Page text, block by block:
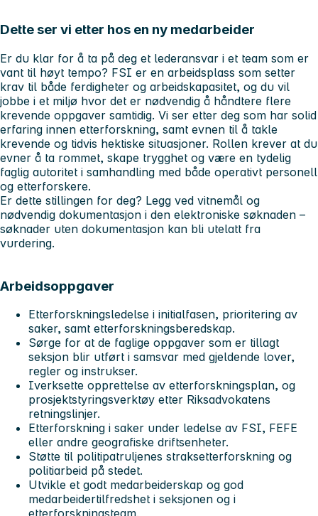
Dette ser vi etter hos en ny medarbeider
Er du klar for å ta på deg et lederansvar i et team som er
vant til høyt tempo? FSI er en arbeidsplass som setter
krav til både ferdigheter og arbeidskapasitet, og du vil
jobbe i et miljø hvor det er nødvendig å håndtere flere
krevende oppgaver samtidig. Vi ser etter deg som har solid
erfaring innen etterforskning, samt evnen til å takle
krevende og tidvis hektiske situasjoner. Rollen krever at du
evner å ta rommet, skape trygghet og være en tydelig
faglig autoritet i samhandling med både operativt personell
og etterforskere.
Er dette stillingen for deg? Legg ved vitnemål og
nødvendig dokumentasjon i den elektroniske søknaden –
søknader uten dokumentasjon kan bli utelatt fra
vurdering.
Arbeidsoppgaver
Etterforskningsledelse i initialfasen, prioritering av
saker, samt etterforskningsberedskap.
Sørge for at de faglige oppgaver som er tillagt
seksjon blir utført i samsvar med gjeldende lover,
regler og instrukser.
Iverksette opprettelse av etterforskningsplan, og
prosjektstyringsverktøy etter Riksadvokatens
retningslinjer.
Etterforskning i saker under ledelse av FSI, FEFE
eller andre geografiske driftsenheter.
Støtte til politipatruljenes straksetterforskning og
politiarbeid på stedet.
Utvikle et godt medarbeiderskap og god
medarbeidertilfredshet i seksjonen og i